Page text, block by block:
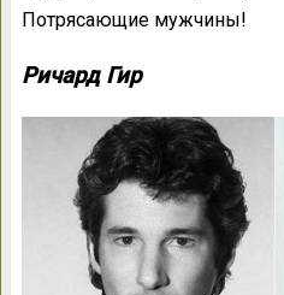
Потрясающие мужчины!
Ричард Гир